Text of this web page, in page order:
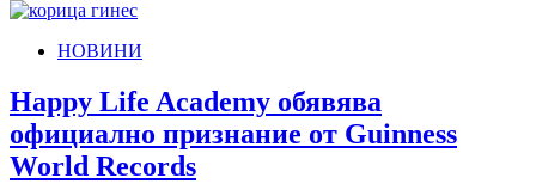
за
мащаба
и
въздействието
на
НОВИНИ
Happy Life Academy обявява
официално признание от Guinness
World Records